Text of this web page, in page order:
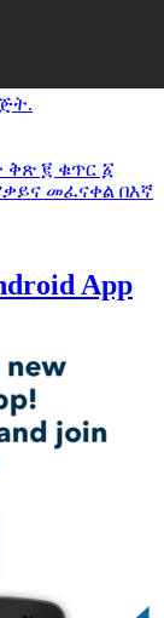
፪ ቁጥር ፩
መፈናቀል በእኛ
App